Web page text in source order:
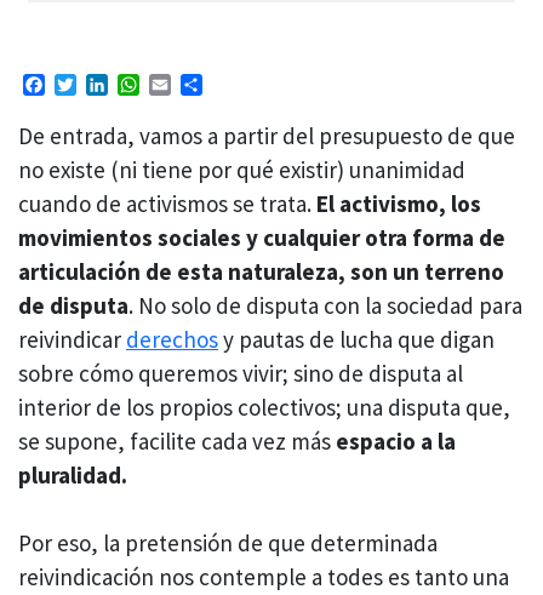
Facebook
TwitterLinkedIn
WhatsApp
Email
De entrada, vamos a partir del presupuesto de que
no existe (ni tiene por qué existir) unanimidad
cuando de activismos se trata. El activismo, los
movimientos sociales y cualquier otra forma de
articulación de esta naturaleza, son un terreno
de disputa. No solo de disputa con la sociedad para
reivindicar derechosy pautas de lucha que digan
sobre cómo queremos vivir; sino de disputa al
interior de los propios colectivos; una disputa que,
se supone, facilite cada vez más espacio a la
pluralidad.
Por eso, la pretensión de que determinada
reivindicación nos contemple a todes es tanto una